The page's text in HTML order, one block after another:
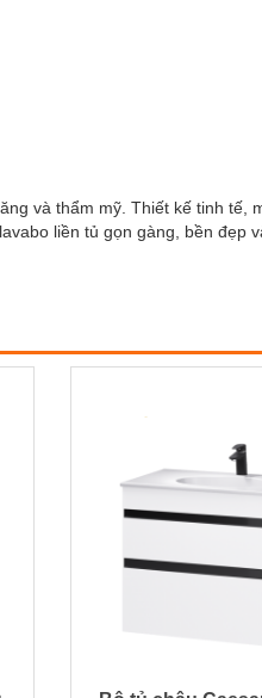
và thẩm mỹ. Thiết kế tinh tế,
liền tủ gọn gàng, bền đẹp